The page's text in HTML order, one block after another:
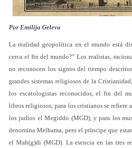
Por Emilija Geleva
La realidad geopolítica en el mundo está
cerca el fin del mundo?” Los realistas,
no reconocen los signos del tiempo
grandes sistemas religiosos de la
los escatologistas reconocidos, el fin del
libros religiosos; para los cristianos se refiere
los judíos el Megiddo (MGD), y para los
denomina Melhama, pero el príncipe que
el Mah(g)di (MGD). La esencia en las tres